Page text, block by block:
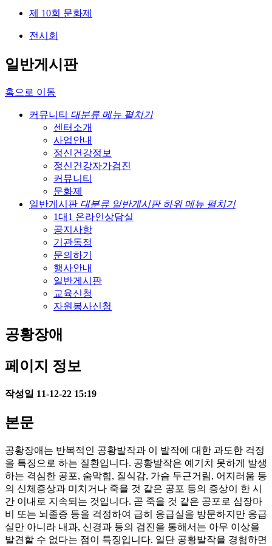
제 10회 문화제
전시회
일반게시판
홈으로 이동
커뮤니티 대분류 메뉴 펼치기
센터소개
사업안내
정신건강정보
정신건강자가검진
커뮤니티
문화제
일반게시판 대분류 일반게시판 하위 메뉴 펼치기
1대1 온라인상담실
공지사항
기관동정
문의하기
행사안내
일반게시판
교육신청
자원봉사신청
공황장애
페이지 정보
작성일 11-12-22 15:19
본문
공황장애는 반복적인 공황발작과 이 발작에 대한 과도한 걱정
을 특징으로 하는 질환입니다. 공황발작은 예기치 못하게 발생
하는 격심한 공포, 숨막힘, 질식감, 가슴 두근거림, 어지러움 등
의 신체증상과 미치거나 죽을 것 같은 공포 등의 증상이 한 시
간 이내로 지속되는 것입니다. 곧 죽을 것 같은 공포로 심장마
비 또는 뇌졸증 등을 걱정하여 급히 응급실을 방문하지만 응급
실만 아니라 내과, 신경과 등의 검진을 통해서는 아무 이상을
발견할 수 없다는 점이 특징입니다. 일단 공황발작을 경험하면